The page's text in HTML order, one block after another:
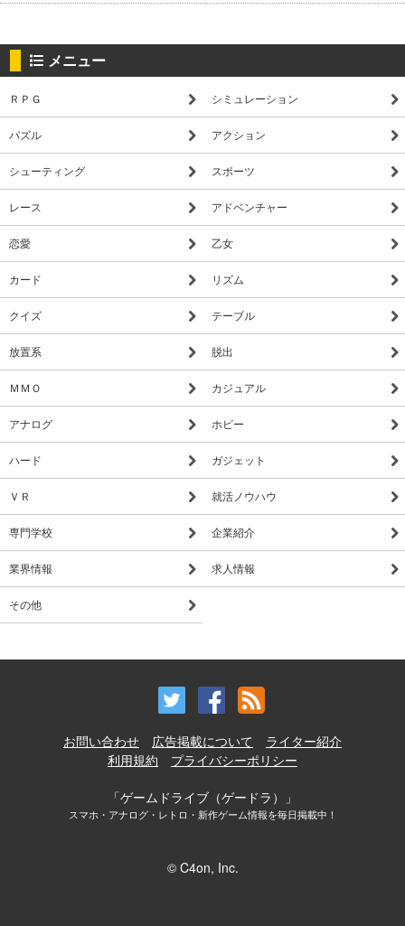
メニュー
ＲＰＧ シミュレーション
パズル アクション
シューティング スポーツ
レース アドベンチャー
恋愛 乙女
カード リズム
クイズ テーブル
放置系 脱出
ＭＭＯ カジュアル
アナログ ホビー
ハード ガジェット
ＶＲ 就活ノウハウ
専門学校 企業紹介
業界情報 求人情報
その他
お問い合わせ 広告掲載について
ライター紹介
利用規約
プライバシーポリシー
「ゲームドライブ（ゲードラ）」
スマホ・アナログ・レトロ・新作ゲーム情報を毎日掲載中！
© C4on, Inc.